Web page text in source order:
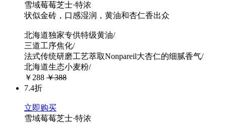
雪域莓莓芝士·特浓
状似金砖，口感湿润，黄油和杏仁香出众
北海道独家专供特级黄油/
三道工序焦化/
法式传统研磨工艺萃取Nonpareil大杏仁的细腻香气/
北海道生态小麦粉/
￥288 ￥388
7.4折
立即购买
雪域莓莓芝士·特浓